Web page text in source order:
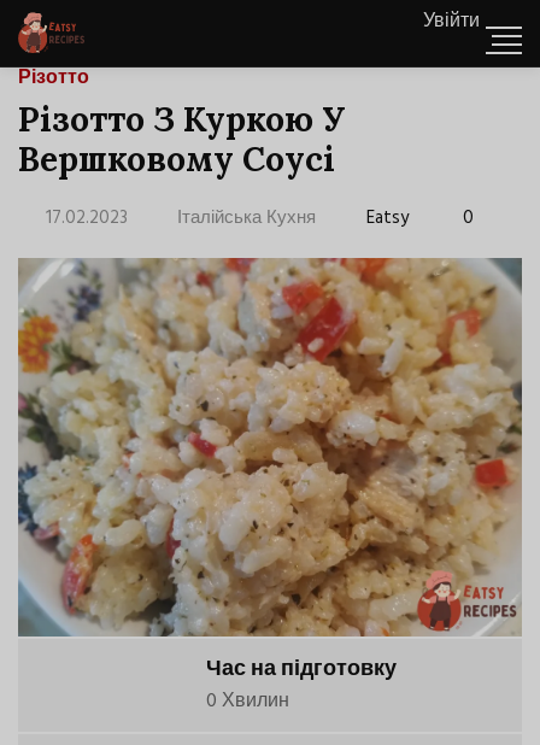
Увійти
Різотто
Різотто З Куркою У
Вершковому Соусі
17.02.2023 Італійська Кухня Eatsy 0
Час на підготовку
0 Хвилин